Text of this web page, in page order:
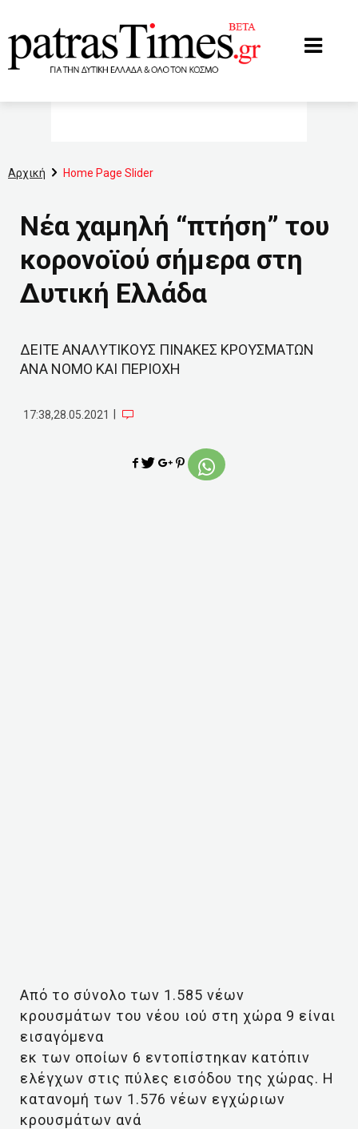
Αρχική Home Page Slider
Νέα χαμηλή “πτήση” του
κορονοϊού σήμερα στη
Δυτική Ελλάδα
ΔΕΙΤΕ ΑΝΑΛΥΤΙΚΟΥΣ ΠΙΝΑΚΕΣ ΚΡΟΥΣΜΑΤΩΝ
ΑΝΑ ΝΟΜΟ ΚΑΙ ΠΕΡΙΟΧΗ
17:38,28.05.2021
Από το σύνολο των 1.585 νέων
κρουσμάτων του νέου ιού στη χώρα 9 είναι
εισαγόμενα
εκ των οποίων 6 εντοπίστηκαν κατόπιν
ελέγχων στις πύλες εισόδου της χώρας. Η
κατανομή των 1.576 νέων εγχώριων
κρουσμάτων ανά